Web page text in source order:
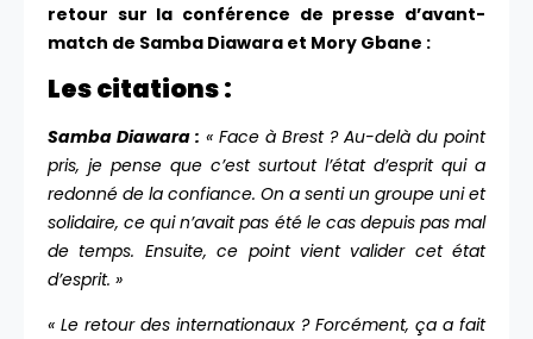
retour sur la conférence de presse d’avant-
match de Samba Diawara et Mory Gbane :
Les citations :
Samba Diawara : « Face à Brest ? Au-delà du point
pris, je pense que c’est surtout l’état d’esprit qui a
redonné de la confiance. On a senti un groupe uni et
solidaire, ce qui n’avait pas été le cas depuis pas mal
de temps. Ensuite, ce point vient valider cet état
d’esprit. »
« Le retour des internationaux ? Forcément, ça a fait